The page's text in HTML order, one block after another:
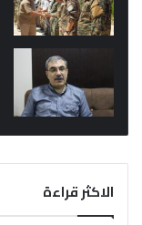
الاكثر قراءة